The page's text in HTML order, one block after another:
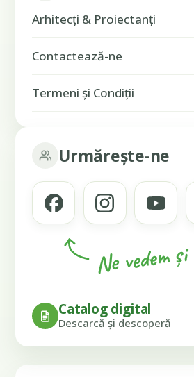
Arhitecți & Proiectanți
Contactează-ne
Termeni și Condiții
Urmărește-ne
Ne vedem
Catalog digital
Descarcă și descoperă